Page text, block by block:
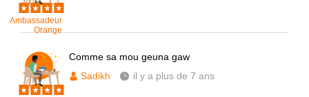
Ambassadeur
Orange
Comme sa mou geuna gaw
Sadikh
il y a plus de 7 ans